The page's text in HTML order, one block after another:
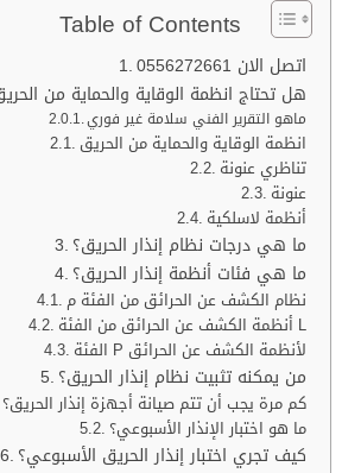
Table of Contents
اتصل الان 0556272661
هل تحتاج انظمة الوقاية والحماية من الحريق؟
ماهو التقرير الفني سلامة غير فوري
انظمة الوقاية والحماية من الحريق
تناظري عنونة
عنونة
أنظمة لاسلكية
ما هي درجات نظام إنذار الحريق؟
ما هي فئات أنظمة إنذار الحريق؟
نظام الكشف عن الحرائق من الفئة م
الفئة P لأنظمة الكشف عن الحرائق
من يمكنه تثبيت نظام إنذار الحريق؟
كم مرة يجب أن تتم صيانة أجهزة إنذار الحريق؟
ما هو اختبار الإنذار الأسبوعي؟
كيف تجري اختبار إنذار الحريق الأسبوعي؟